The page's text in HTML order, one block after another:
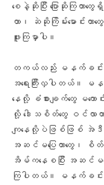
စေနဲ့ဆိုပြီး ပြောဆိုကြ
တာ၊ ဆဲဆိုကြိမ်းမောင်းတာ
ဖူးကြမှာပါ။
တကယ်လည်း မနက်ခင်း
အရေးကြီးလှပါတယ်။ မ
နေလို့ ခံစားချက်တွေ မက
လို့ ဒေါသစိတ်တွေ ဝင်
ကျနေလို့ပဲဖြစ်ဖြစ် အဲဒီ
အဆင်မပြေတာတွေ၊ စိ
အိမ်ကနေစပြီး အဆင်မ
ကြပါတယ်။ မနက်ခ